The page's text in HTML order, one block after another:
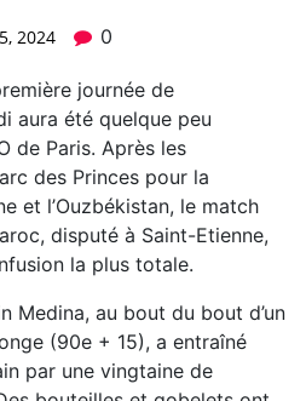
2024 0
journée de
aura été quelque peu
de Paris. Après les
des Princes pour la
et l’Ouzbékistan, le match
disputé à Saint-Etienne,
la plus totale.
Medina, au bout du bout d’un
(90e + 15), a entraîné
par une vingtaine de